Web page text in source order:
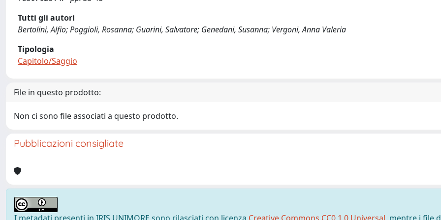
Tutti gli autori
Bertolini, Alfio; Poggioli, Rosanna; Guarini, Salvatore; Genedani, Susanna; Vergoni, Anna Valeria
Tipologia
Capitolo/Saggio
File in questo prodotto:
Non ci sono file associati a questo prodotto.
Pubblicazioni consigliate